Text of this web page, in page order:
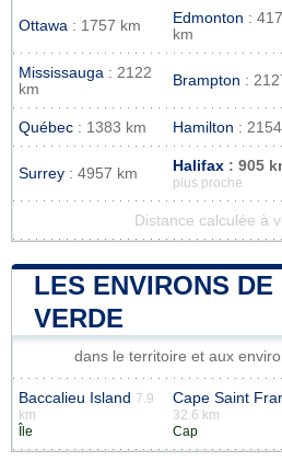
Ottawa : 1757 km Edmonton :
km
Mississauga : 2122
km
Brampton :
Québec : 1383 km Hamilton :
Surrey : 4957 km Halifax : 905
plus proche
Distance calculée à
LES ENVIRONS DE
VERDE
dans le territoire et aux
Baccalieu Island 7.9
km
Île
Cape Saint
32.6 km
Cap